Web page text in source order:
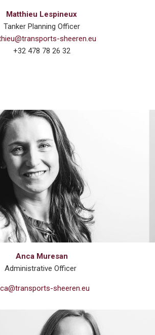
Matthieu Lespineux
Tanker Planning Officer
sheeren.eu
+32 478 78 26 32
Anca Muresan
Administrative Officer
sheeren.eu